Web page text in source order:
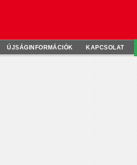
ÚJSÁGINFORMÁCIÓK KAPCSOLAT